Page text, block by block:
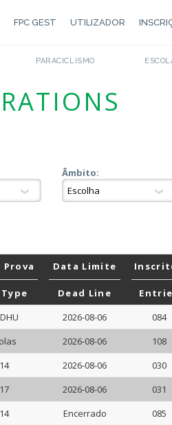
FPC GEST UTILIZADOR
PARACICLISMO
Âmbito:
Prova
Type
Data Limite
Dead Line
2026-08-06 084
2026-08-06 108
2026-08-06 030
2026-08-06 031
Encerrado 085